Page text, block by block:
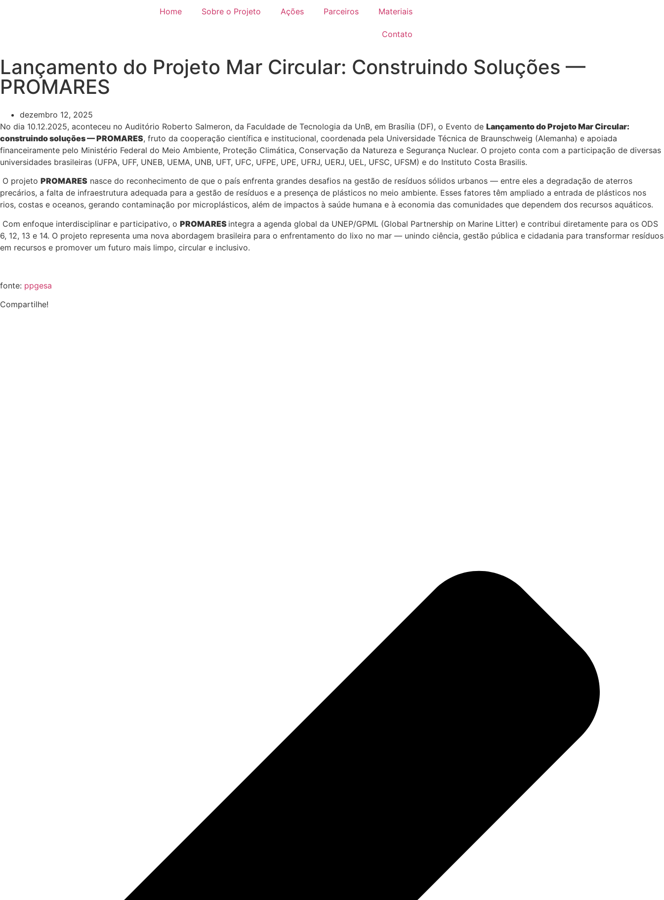
Home Sobre o Projeto Ações Parceiros Materiais
Contato
Lançamento do Projeto Mar Circular: Construindo Soluções —
PROMARES
dezembro 12, 2025
No dia 10.12.2025, aconteceu no Auditório Roberto Salmeron, da Faculdade de Tecnologia da UnB, em Brasília (DF), o Evento de Lançamento do Projeto Mar Circular:
construindo soluções — PROMARES, fruto da cooperação científica e institucional, coordenada pela Universidade Técnica de Braunschweig (Alemanha) e apoiada
financeiramente pelo Ministério Federal do Meio Ambiente, Proteção Climática, Conservação da Natureza e Segurança Nuclear. O projeto conta com a participação de diversas
universidades brasileiras (UFPA, UFF, UNEB, UEMA, UNB, UFT, UFC, UFPE, UPE, UFRJ, UERJ, UEL, UFSC, UFSM) e do Instituto Costa Brasilis.
O projeto PROMARES nasce do reconhecimento de que o país enfrenta grandes desafios na gestão de resíduos sólidos urbanos — entre eles a degradação de aterros
precários, a falta de infraestrutura adequada para a gestão de resíduos e a presença de plásticos no meio ambiente. Esses fatores têm ampliado a entrada de plásticos nos
rios, costas e oceanos, gerando contaminação por microplásticos, além de impactos à saúde humana e à economia das comunidades que dependem dos recursos aquáticos.
Com enfoque interdisciplinar e participativo, o PROMARES integra a agenda global da UNEP/GPML (Global Partnership on Marine Litter) e contribui diretamente para os ODS
6, 12, 13 e 14. O projeto representa uma nova abordagem brasileira para o enfrentamento do lixo no mar — unindo ciência, gestão pública e cidadania para transformar resíduos
em recursos e promover um futuro mais limpo, circular e inclusivo.
fonte: ppgesa
Compartilhe!